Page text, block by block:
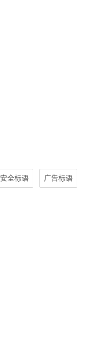
安全标语 广告标语